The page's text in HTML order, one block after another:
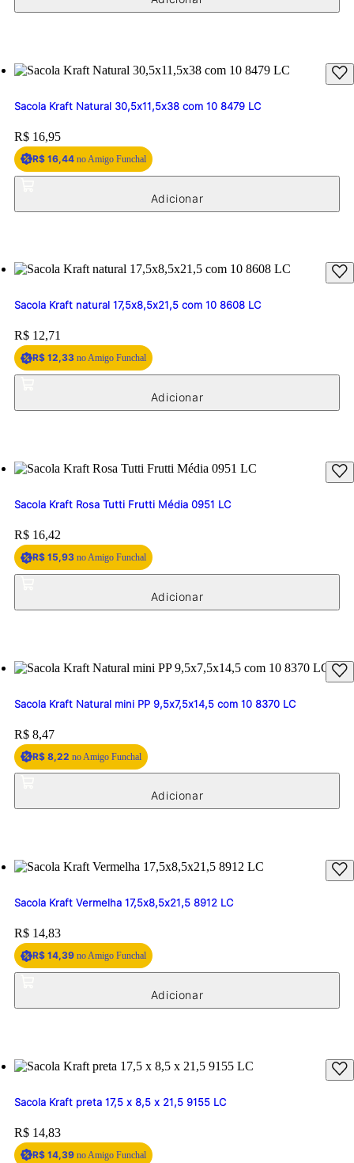
Sacola Kraft Natural 30,5x11,5x38 com 10 8479 LC
Price:
R$ 16,95
R$ 16,44 no Amigo Funchal
Sacola Kraft natural 17,5x8,5x21,5 com 10 8608 LC
Price:
R$ 12,71
R$ 12,33 no Amigo Funchal
Sacola Kraft Rosa Tutti Frutti Média 0951 LC
Price:
R$ 16,42
R$ 15,93 no Amigo Funchal
Sacola Kraft Natural mini PP 9,5x7,5x14,5 com 10 8370 LC
Price:
R$ 8,47
R$ 8,22 no Amigo Funchal
Sacola Kraft Vermelha 17,5x8,5x21,5 8912 LC
Price:
R$ 14,83
R$ 14,39 no Amigo Funchal
Sacola Kraft preta 17,5 x 8,5 x 21,5 9155 LC
Price:
R$ 14,83
R$ 14,39 no Amigo Funchal